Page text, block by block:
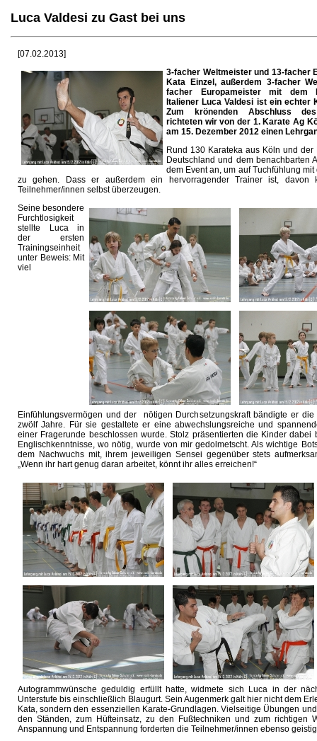
Luca Valdesi zu Gast bei uns
[07.02.2013]
3-facher Weltmeister und 13-facher
Kata Einzel, außerdem 3-facher
facher Europameister mit dem
Italiener Luca Valdesi ist ein echter
Zum krönenden Abschluss
richteten wir von der 1. Karate Ag
am 15. Dezember 2012 einen
Rund 130 Karateka aus Köln und
Deutschland und dem benachbarten
dem Event an, um auf Tuchfühlung
zu gehen. Dass er außerdem ein hervorragender Trainer ist, davon
Teilnehmer/innen selbst überzeugen.
Seine besondere
Furchtlosigkeit
stellte Luca in
der ersten
Trainingseinheit
unter Beweis: Mit
viel
Einfühlungsvermögen und der nötigen Durchsetzungskraft bändigte er die
zwölf Jahre. Für sie gestaltete er eine abwechslungsreiche und
einer Fragerunde beschlossen wurde. Stolz präsentierten die Kinder dabei
Englischkenntnisse, wo nötig, wurde von mir gedolmetscht. Als wichtige
dem Nachwuchs mit, ihrem jeweiligen Sensei gegenüber stets
„Wenn ihr hart genug daran arbeitet, könnt ihr alles erreichen!“
Autogrammwünsche geduldig erfüllt hatte, widmete sich Luca in der
Unterstufe bis einschließlich Blaugurt. Sein Augenmerk galt hier nicht dem
Kata, sondern den essenziellen Karate-Grundlagen. Vielseitige Übungen
den Ständen, zum Hüfteinsatz, zu den Fußtechniken und zum richtigen
Anspannung und Entspannung forderten die Teilnehmer/innen ebenso